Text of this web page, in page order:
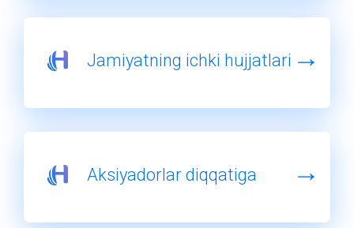
Jamiyatning ichki hujjatlari
Aksiyadorlar diqqatiga